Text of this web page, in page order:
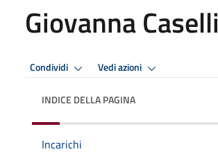
Giovanna Caselli
Condividi Vedi azioni
INDICE DELLA PAGINA
Incarichi